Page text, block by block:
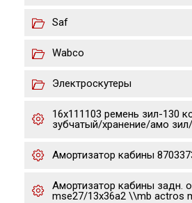
Saf
Wabco
Электроскутеры
16х111103 ремень зил-130
зубчатый/хранение/амо зил/
Амортизатор кабины
Амортизатор кабины задн.
mse27/13x36a2 \\mb actros